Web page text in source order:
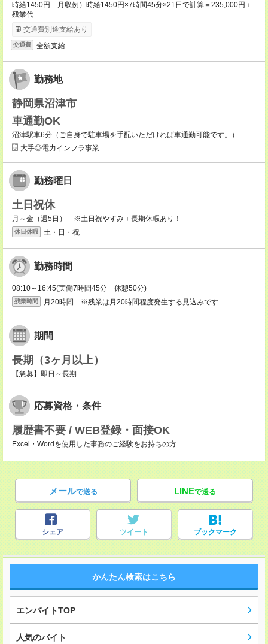
時給1450円 月収例）時給1450円×7時間45分×21日で計算＝235,000円＋
残業代
交通費別途支給あり
交通費 全額支給
勤務地
静岡県沼津市
車通勤OK
沼津駅車6分（ご自身で駐車場を手配いただければ車通勤可能です。）
大手◎電力インフラ事業
勤務曜日
土日祝休
月～金（週5日） ※土日祝やすみ＋長期休暇あり！
休日休暇 土・日・祝
勤務時間
08:10～16:45(実働7時間45分 休憩50分)
残業時間 月20時間 ※残業は月20時間程度発生する見込みです
期間
長期（3ヶ月以上）
【急募】即日～長期
応募資格・条件
履歴書不要 / WEB登録・面接OK
Excel・Wordを使用した事務のご経験をお持ちの方
メールで送る LINEで送る
シェア ツイート ブックマーク
かんたん検索はこちら
エンバイトTOP
人気のバイト